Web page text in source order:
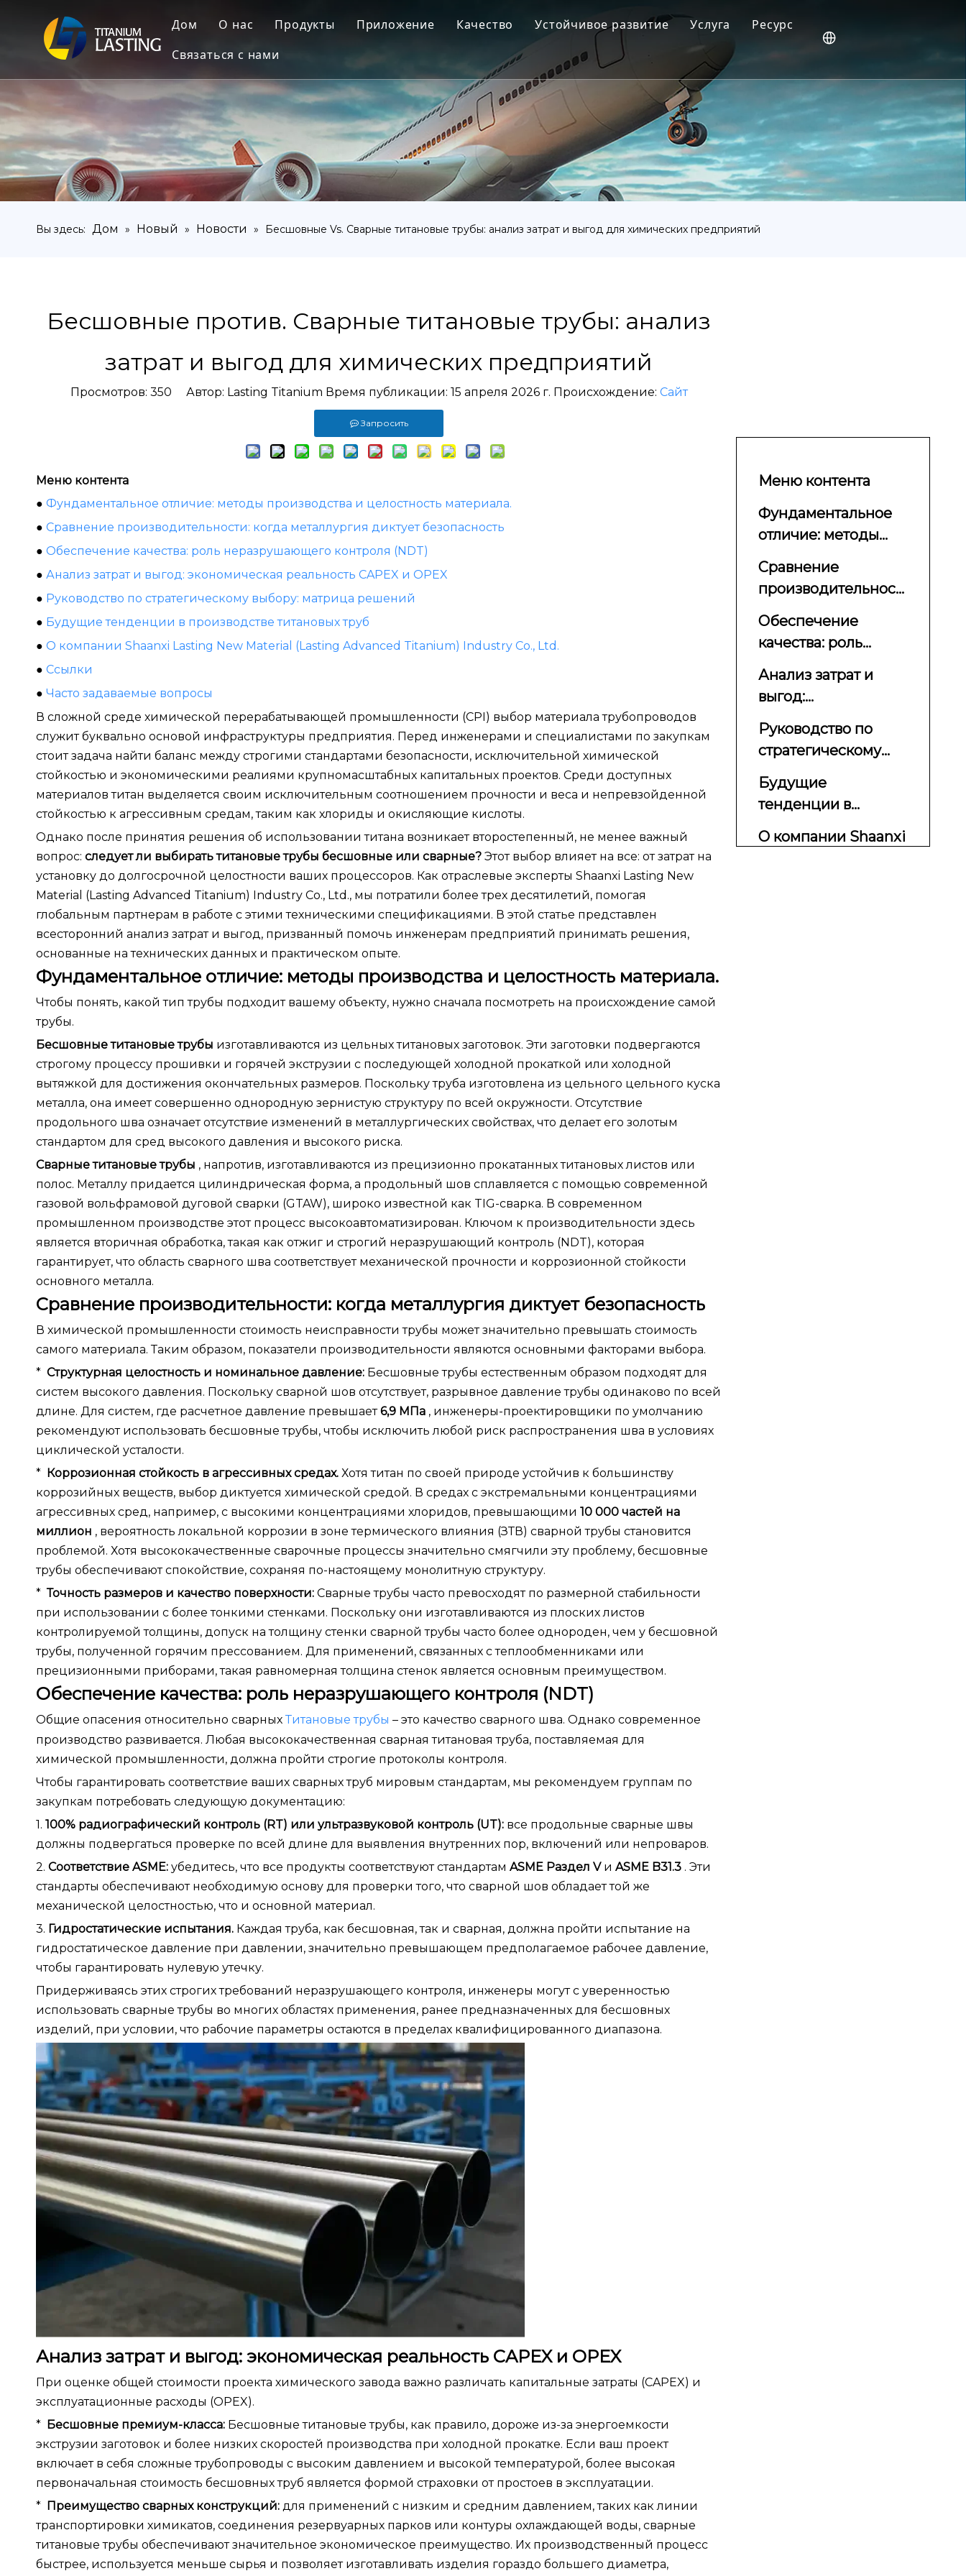
Дом О нас Продукты
Титановая застежка
Титановые фитинги для труб
Титановая ковка
Титановый лист
Приложение
Аэрокосмическая промышленность
Медицинский
Морская инженерия
Химическая промышленность
Промышленность
Качество Устойчивое развитие Услуга
Ваши отзывы стимулируют наши инновации
Ресурс
Блог
Новости
Видео
Часто задаваемые вопросы
Связаться с нами
Вы здесь: Дом » Новый » Новости » Бесшовные Vs. Сварные титановые трубы: анализ затрат и выгод для химических предприятий
Бесшовные против. Сварные титановые трубы: анализ
затрат и выгод для химических предприятий
Просмотров: 350 Автор: Lasting Titanium Время публикации: 15 апреля 2026 г. Происхождение: Сайт
Запросить
Меню контента
● Фундаментальное отличие: методы производства и целостность материала.
● Сравнение производительности: когда металлургия диктует безопасность
● Обеспечение качества: роль неразрушающего контроля (NDT)
● Анализ затрат и выгод: экономическая реальность CAPEX и OPEX
● Руководство по стратегическому выбору: матрица решений
● Будущие тенденции в производстве титановых труб
● О компании Shaanxi Lasting New Material (Lasting Advanced Titanium) Industry Co., Ltd.
● Ссылки
● Часто задаваемые вопросы
В сложной среде химической перерабатывающей промышленности (CPI) выбор материала трубопроводов
служит буквально основой инфраструктуры предприятия. Перед инженерами и специалистами по закупкам
стоит задача найти баланс между строгими стандартами безопасности, исключительной химической
стойкостью и экономическими реалиями крупномасштабных капитальных проектов. Среди доступных
материалов титан выделяется своим исключительным соотношением прочности и веса и непревзойденной
стойкостью к агрессивным средам, таким как хлориды и окисляющие кислоты.
Однако после принятия решения об использовании титана возникает второстепенный, не менее важный
вопрос: следует ли выбирать титановые трубы бесшовные или сварные? Этот выбор влияет на все: от затрат на
установку до долгосрочной целостности ваших процессоров. Как отраслевые эксперты Shaanxi Lasting New
Material (Lasting Advanced Titanium) Industry Co., Ltd., мы потратили более трех десятилетий, помогая
глобальным партнерам в работе с этими техническими спецификациями. В этой статье представлен
всесторонний анализ затрат и выгод, призванный помочь инженерам предприятий принимать решения,
основанные на технических данных и практическом опыте.
Фундаментальное отличие: методы производства и целостность материала.
Чтобы понять, какой тип трубы подходит вашему объекту, нужно сначала посмотреть на происхождение самой
трубы.
Бесшовные титановые трубы изготавливаются из цельных титановых заготовок. Эти заготовки подвергаются
строгому процессу прошивки и горячей экструзии с последующей холодной прокаткой или холодной
вытяжкой для достижения окончательных размеров. Поскольку труба изготовлена ​​из цельного цельного куска
металла, она имеет совершенно однородную зернистую структуру по всей окружности. Отсутствие
продольного шва означает отсутствие изменений в металлургических свойствах, что делает его золотым
стандартом для сред высокого давления и высокого риска.
Сварные титановые трубы , напротив, изготавливаются из прецизионно прокатанных титановых листов или
полос. Металлу придается цилиндрическая форма, а продольный шов сплавляется с помощью современной
газовой вольфрамовой дуговой сварки (GTAW), широко известной как TIG-сварка. В современном
промышленном производстве этот процесс высокоавтоматизирован. Ключом к производительности здесь
является вторичная обработка, такая как отжиг и строгий неразрушающий контроль (NDT), которая
гарантирует, что область сварного шва соответствует механической прочности и коррозионной стойкости
основного металла.
Сравнение производительности: когда металлургия диктует безопасность
В химической промышленности стоимость неисправности трубы может значительно превышать стоимость
самого материала. Таким образом, показатели производительности являются основными факторами выбора.
* Структурная целостность и номинальное давление: Бесшовные трубы естественным образом подходят для
систем высокого давления. Поскольку сварной шов отсутствует, разрывное давление трубы одинаково по всей
длине. Для систем, где расчетное давление превышает6,9 МПа , инженеры-проектировщики по умолчанию
рекомендуют использовать бесшовные трубы, чтобы исключить любой риск распространения шва в условиях
циклической усталости.
* Коррозионная стойкость в агрессивных средах. Хотя титан по своей природе устойчив к большинству
коррозийных веществ, выбор диктуется химической средой. В средах с экстремальными концентрациями
агрессивных сред, например, с высокими концентрациями хлоридов, превышающими 10 000 частей на
миллион , вероятность локальной коррозии в зоне термического влияния (ЗТВ) сварной трубы становится
проблемой. Хотя высококачественные сварочные процессы значительно смягчили эту проблему, бесшовные
трубы обеспечивают спокойствие, сохраняя по-настоящему монолитную структуру.
*Точность размеров и качество поверхности: Сварные трубы часто превосходят по размерной стабильности
при использовании с более тонкими стенками. Поскольку они изготавливаются из плоских листов
контролируемой толщины, допуск на толщину стенки сварной трубы часто более однороден, чем у бесшовной
трубы, полученной горячим прессованием. Для применений, связанных с теплообменниками или
прецизионными приборами, такая равномерная толщина стенок является основным преимуществом.
Обеспечение качества: роль неразрушающего контроля (NDT)
Общие опасения относительно сварных Титановые трубы – это качество сварного шва. Однако современное
производство развивается. Любая высококачественная сварная титановая труба, поставляемая для
химической промышленности, должна пройти строгие протоколы контроля.
Чтобы гарантировать соответствие ваших сварных труб мировым стандартам, мы рекомендуем группам по
закупкам потребовать следующую документацию:
1. 100% радиографический контроль (RT) или ультразвуковой контроль (UT): все продольные сварные швы
должны подвергаться проверке по всей длине для выявления внутренних пор, включений или непроваров.
2. Соответствие ASME: убедитесь, что все продукты соответствуют стандартам ASME Раздел V и ASME B31.3 . Эти
стандарты обеспечивают необходимую основу для проверки того, что сварной шов обладает той же
механической целостностью, что и основной материал.
3. Гидростатические испытания. Каждая труба, как бесшовная, так и сварная, должна пройти испытание на
гидростатическое давление при давлении, значительно превышающем предполагаемое рабочее давление,
чтобы гарантировать нулевую утечку.
Придерживаясь этих строгих требований неразрушающего контроля, инженеры могут с уверенностью
использовать сварные трубы во многих областях применения, ранее предназначенных для бесшовных
изделий, при условии, что рабочие параметры остаются в пределах квалифицированного диапазона.
Анализ затрат и выгод: экономическая реальность CAPEX и OPEX
При оценке общей стоимости проекта химического завода важно различать капитальные затраты (CAPEX) и
эксплуатационные расходы (OPEX).
* Бесшовные премиум-класса: Бесшовные титановые трубы, как правило, дороже из-за энергоемкости
экструзии заготовок и более низких скоростей производства при холодной прокатке. Если ваш проект
включает в себя сложные трубопроводы с высоким давлением и высокой температурой, более высокая
первоначальная стоимость бесшовных труб является формой страховки от простоев в эксплуатации.
* Преимущество сварных конструкций: для применений с низким и средним давлением, таких как линии
транспортировки химикатов, соединения резервуарных парков или контуры охлаждающей воды, сварные
титановые трубы обеспечивают значительное экономическое преимущество. Их производственный процесс
быстрее, используется меньше сырья и позволяет изготавливать изделия гораздо большего диаметра,
Меню контента
Фундаментальное
отличие: методы
производства и
целостность
материала.
Сравнение
производительности:
когда металлургия
диктует
безопасность
Обеспечение
качества: роль
неразрушающего
контроля (NDT)
Анализ затрат и
выгод:
экономическая
реальность CAPEX и
OPEX
Руководство по
стратегическому
выбору: матрица
решений
Будущие
тенденции в
производстве
титановых труб
О компании Shaanxi